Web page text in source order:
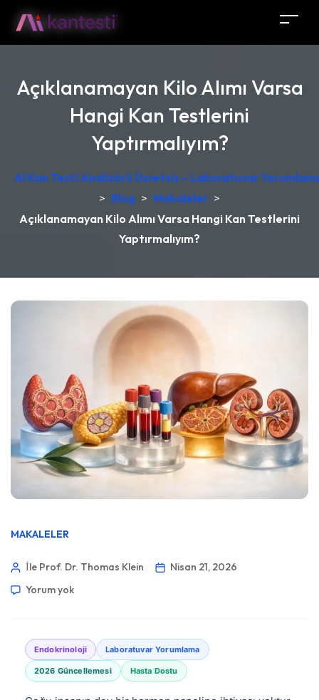
Açıklanamayan Kilo Alımı Varsa
Hangi Kan Testlerini
Yaptırmalıyım?
AI Kan Testi Analizörü Ücretsiz – Laboratuvar
> Blog > Makaleler >
Açıklanamayan Kilo Alımı Varsa Hangi Kan Testlerini
Yaptırmalıyım?
MAKALELER
İle Prof. Dr. Thomas Klein
Nisan 21, 2026
Yorum yok
Endokrinoloji Laboratuvar Yorumlama
2026 Güncellemesi Hasta Dostu